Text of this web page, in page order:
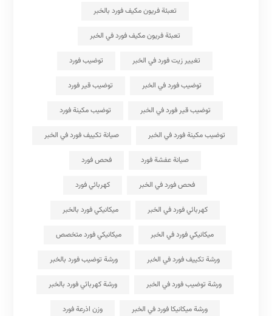
تعبئة فريون مكيف فورد بالخبر
تعبئة فريون مكيف فورد في الخبر
تغيير زيت فورد في الخبر توضيب فورد
توضيب فورد في الخبر توضيب قير فورد
توضيب قير فورد في الخبر توضيب مكينة فورد
توضيب مكينة فورد في الخبر صيانة تكييف فورد في الخبر
صيانة عفشة فورد فحص فورد
فحص فورد في الخبر كهربائي فورد
كهربائي فورد في الخبر ميكانيكي فورد بالخبر
ميكانيكي فورد في الخبر ميكانيكي فورد متخصص
ورشة تكييف فورد في الخبر ورشة توضيب فورد بالخبر
ورشة توضيب فورد في الخبر ورشة كهربائي فورد بالخبر
ورشة ميكانيكا فورد في الخبر وزن اذرعة فورد